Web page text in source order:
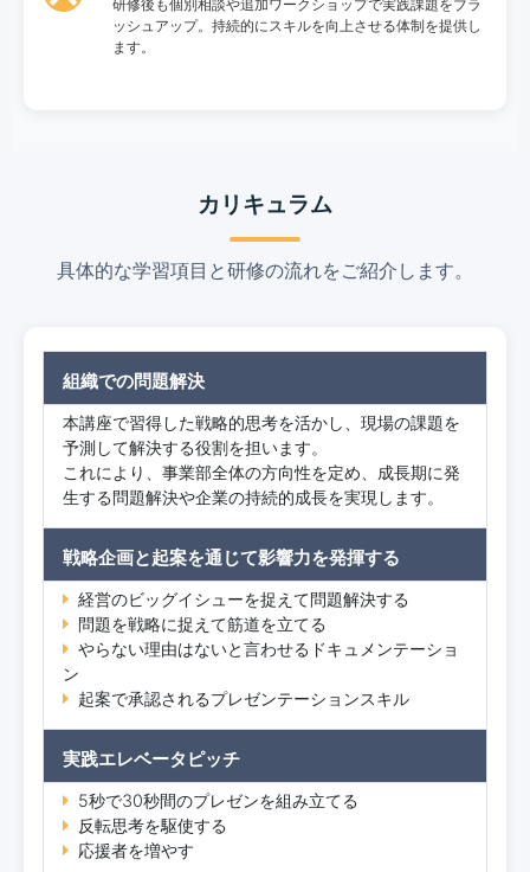
研修後も個別相談や追加ワークショップで実践課題をブラ
ッシュアップ。持続的にスキルを向上させる体制を提供し
ます。
カリキュラム
具体的な学習項目と研修の流れをご紹介します。
組織での問題解決
本講座で習得した戦略的思考を活かし、現場の課題を
予測して解決する役割を担います。
これにより、事業部全体の方向性を定め、成長期に発
生する問題解決や企業の持続的成長を実現します。
戦略企画と起案を通じて影響力を発揮する
経営のビッグイシューを捉えて問題解決する
問題を戦略に捉えて筋道を立てる
やらない理由はないと言わせるドキュメンテーショ
ン
起案で承認されるプレゼンテーションスキル
実践エレベータピッチ
5秒で30秒間のプレゼンを組み立てる
反転思考を駆使する
応援者を増やす